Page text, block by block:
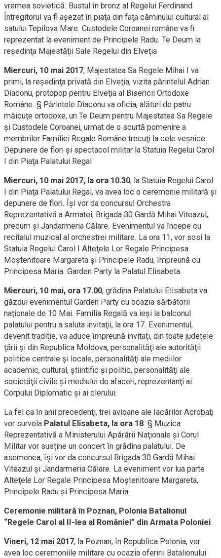
vremea sovietică. Bustul în bronz al Regelui Ferdinand
Întregitorul va fi aşezat în piaţa din faţa căminului cultural al
satului Tepilova Mare. Custodele Coroanei române va fi
reprezentat la eveniment de Principele Radu. Te Deum la
reşedinţa Majestăţii Sale Regelui din Elveţia
Miercuri, 10 mai 2017, Majestatea Sa Regele Mihai I va
primi, la reşedinţa privată din Elveţia, vizita părintelul Adrian
Diaconu, protopop pentru Elveţia al Bisericii Ortodoxe
Române. § Părintele Diaconu va oficia, alături de patru
măicuţe ortodoxe, un Te Deum pentru Majestatea Sa Regele
şi Custodele Coroanei, urmat de o scurtă pomenire a
membrilor Familiei Regale Române trecuţi la cele veşnice.
Depunere de flori şi spectacol militar la Statuia Regelui Carol
I din Piaţa Palatului Regal
Miercuri, 10 mai 2017, la ora 10.30, la Statuia Regelui Carol
I din Piaţa Palatului Regal, va avea loc o ceremonie militară şi
depunere de flori. Îşi vor da concursul Orchestra
Reprezentativă a Armatei, Brigada 30 Gardă Mihai Viteazul,
precum şi Jandarmeria Călare. Evenimentul va începe cu
recitalul muzical al orchestrei militare. La ora 11, vor sosi la
Statuia Regelui Carol I Alteţele Lor Regale Principesa
Moştenitoare Margareta şi Principele Radu, împreună cu
Principesa Maria. Garden Party la Palatul Elisabeta.
Miercuri, 10 mai, ora 17.00, grădina Palatului Elisabeta va
găzdui evenimentul Garden Party cu ocazia sărbătorii
naţionale de 10 Mai. Familia Regală va ieşi la balconul
palatului pentru a saluta invitaţii, la ora 17. Evenimentul,
devenit tradiţie, va aduce împreună invitaţi, din toate judeţele
ţării şi din Republica Moldova, personalităţi ale autorităţii
politice centrale şi locale, personalităţi ale mediilor
academic, cultural, ştiintific şi politic, personalităţi ale
societăţii civile şi mediului de afaceri, reprezentanţi ai
Corpului Diplomatic şi ai clerului.
La fel ca în anii precedenţi, trei avioane ale Iacărilor Acrobaţi
vor survola Palatul Elisabeta, la ora 18. § Muzica
Reprezentativă a Ministerului Apărării Naţionale şi Corul
Militar vor susţine un concert în grădina palatului. De
asemenea, îşi vor da concursul Brigada 30 Gardă Mihai
Viteazul şi Jandarmeria Călare. La eveniment vor lua parte
Alteţele Lor Regale Principesa Moştenitoare Margareta,
Principele Radu şi Principesa Maria.
Ceremonie militară în Poznan, Polonia Batalionul
“Regele Carol al II-lea al României” din Armata Poloniei
Vineri, 12 mai 2017, la Poznan, în Republica Polonia, vor
avea loc ceremoniile militare cu ocazia oferirii Batalionului